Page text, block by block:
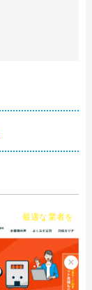
×
最適な業者を
ご提案